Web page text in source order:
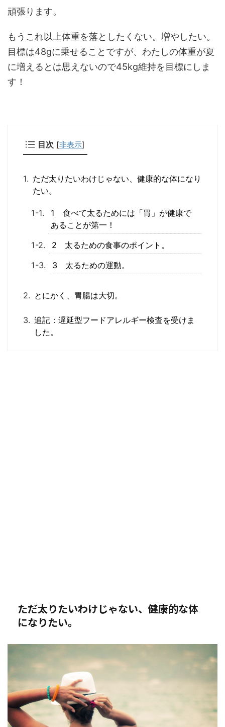
頑張ります。
もうこれ以上体重を落としたくない。増やしたい。
目標は48gに乗せることですが、わたしの体重が夏
に増えるとは思えないので45kg維持を目標にしま
す！
目次 [非表示]
ただ太りたいわけじゃない、健康的な体になり
たい。
1 食べて太るためには「胃」が健康で
あることが第一！
2 太るための食事のポイント。
3 太るための運動。
とにかく、胃腸は大切。
追記：遅延型フードアレルギー検査を受けま
した。
ただ太りたいわけじゃない、健康的な体
になりたい。